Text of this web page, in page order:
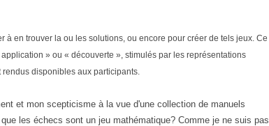
en trouver la ou les solutions, ou encore pour créer de tels jeux. Ce
» ou « découverte », stimulés par les représentations
disponibles aux participants.
et mon scepticisme à la vue d'une collection de manuels
les échecs sont un jeu mathématique? Comme je ne suis pas